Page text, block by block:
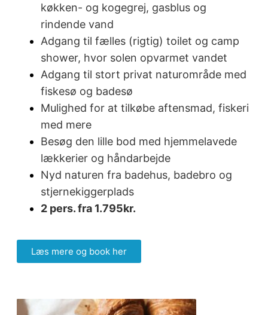
køkken- og kogegrej, gasblus og
rindende vand
Adgang til fælles (rigtig) toilet og camp
shower, hvor solen opvarmet vandet
Adgang til stort privat naturområde med
fiskesø og badesø
Mulighed for at tilkøbe aftensmad, fiskeri
med mere
Besøg den lille bod med hjemmelavede
lækkerier og håndarbejde
Nyd naturen fra badehus, badebro og
stjernekiggerplads
2 pers. fra 1.795kr.
Læs mere og book her